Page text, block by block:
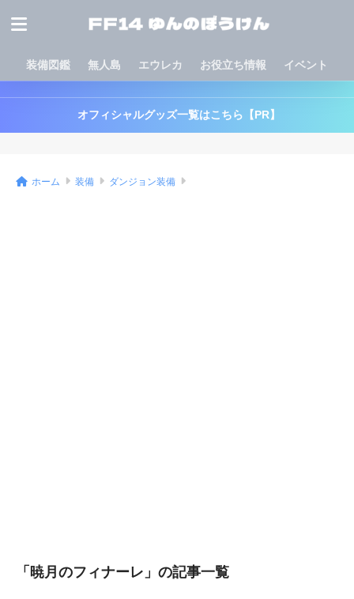
装備図鑑 無人島 エウレカ お役立ち情報 イベント
オフィシャルグッズ一覧はこちら【PR】
ホーム 装備 ダンジョン装備
「暁月のフィナーレ」の記事一覧